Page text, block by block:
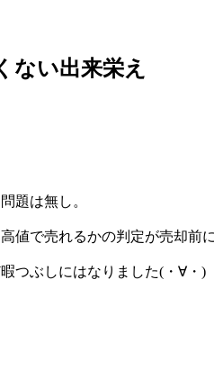
ない出来栄え
題は無し。
値で売れるかの判定が売却前
つぶしにはなりました(・∀・)